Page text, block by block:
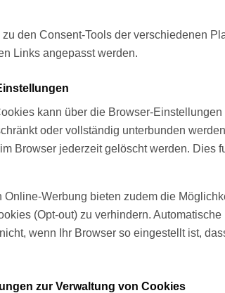
den Consent-Tools der verschiedenen
Links angepasst werden.
kann über die Browser-
oder vollständig unterbunden
Browser jederzeit gelöscht werden. Dies
Online-Werbung bieten zudem die
(Opt-out) zu verhindern.
wenn Ihr Browser so eingestellt ist,
zur Verwaltung von Cookies